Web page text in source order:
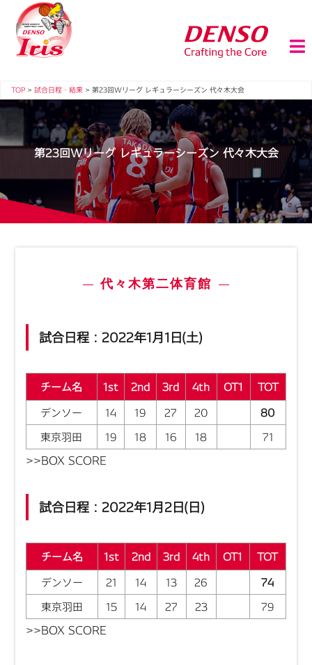
TOP > 試合日程・結果 > 第23回Wリーグ レギュラーシーズン 代々木大会
第23回Wリーグ レギュラーシーズン 代々木大会
代々木第二体育館
試合日程：2022年1月1日(土)
チーム名 1st 2nd 3rd 4th OT1
TOT
デンソー
14 19 27 20
80
東京羽田
19 18 16 18 71
>>BOX SCORE
試合日程：2022年1月2日(日)
チーム名 1st 2nd 3rd 4th OT1
TOT
デンソー
21 14 13 26
74
東京羽田
15 14 27 23 79
>>BOX SCORE